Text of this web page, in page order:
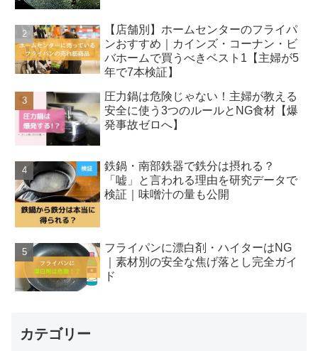
【店舗別】ホームセンターのフライパ
ンおすすめ｜カインズ・コーナン・ビ
バホームで買うべきベスト1【主婦が5
年で7本検証】
圧力鍋は危険じゃない！主婦が教える
安全に使う3つのルールとNG食材【爆
発事故ゼロへ】
鉄鍋・南部鉄器で鉄分は摂れる？
「嘘」と言われる理由を研究データで
検証｜味噌汁の量も公開
フライパンに漂白剤・ハイターはNG
｜素材別の安全な焦げ落とし完全ガイ
ド
カテゴリー